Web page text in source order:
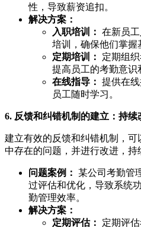
性，导致薪资追扣。
解决方案：
入职培训： 在新员
培训，确保他们掌握
定期培训：
定期组
提高员工的考勤意识
在线指导： 提供在
员工随时学习。
6. 反馈和纠错机制的建立：持续
建立有效的反馈和纠错机制，
中存在的问题，并进行改进，持
问题案例： 某公司考勤管
过评估和优化，导致系统
勤管理效率。
解决方案：
定期评估：
定期评